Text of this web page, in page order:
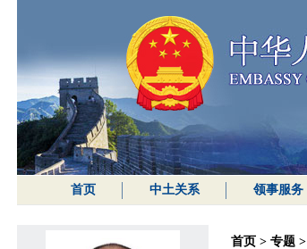
首页 中土关系 领事服务
首页> 专题>